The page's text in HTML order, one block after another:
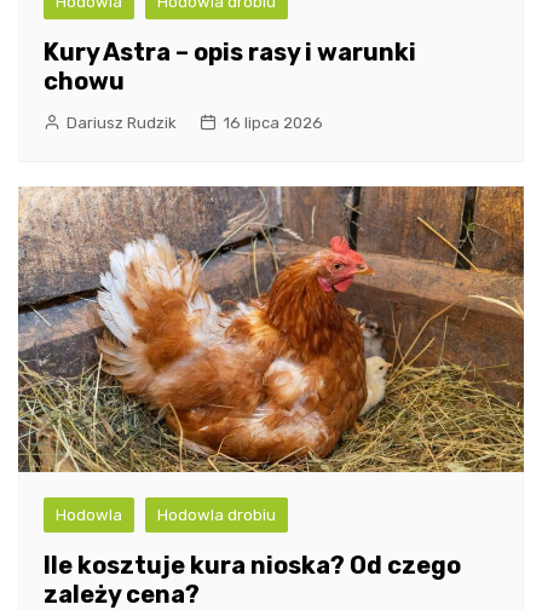
Kury Astra – opis rasy i warunki
chowu
Dariusz Rudzik 16 lipca 2026
Hodowla Hodowla drobiu
Ile kosztuje kura nioska? Od czego
zależy cena?